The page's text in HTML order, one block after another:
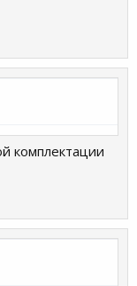
комплектации